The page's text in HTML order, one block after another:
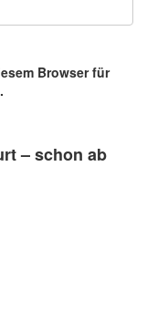
Browser für
– schon ab